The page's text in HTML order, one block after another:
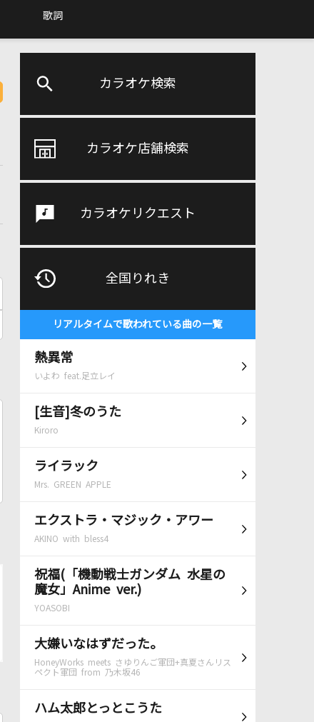
歌詞
カラオケ検索
カラオケ店舗検索
カラオケリクエスト
全国りれき
リアルタイムで歌われている曲の一覧
熱異常
いよわ feat.足立レイ
[生音]冬のうた
Kiroro
ライラック
Mrs. GREEN APPLE
エクストラ・マジック・アワー
AKINO with bless4
祝福(「機動戦士ガンダム 水星の
魔女」Anime ver.)
YOASOBI
大嫌いなはずだった。
HoneyWorks meets さゆりんご軍団+真夏さんリス
ペクト軍団 from 乃木坂46
ハム太郎とっとこうた